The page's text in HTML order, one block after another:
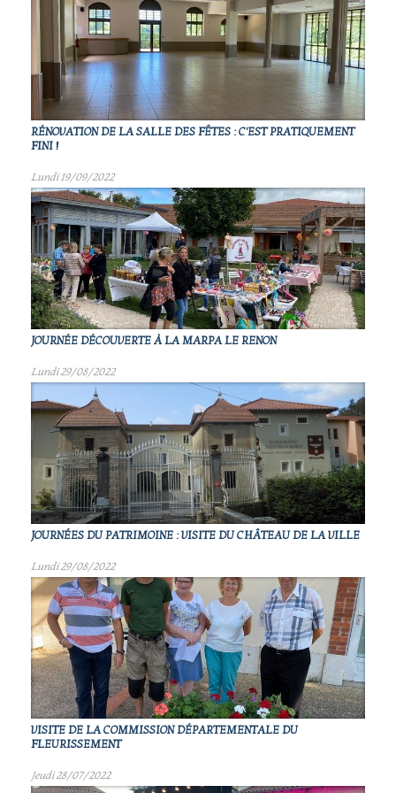
RÉNOVATION DE LA SALLE DES FÊTES : C'EST PRATIQUEMENT
FINI !
Lundi 19/09/2022
JOURNÉE DÉCOUVERTE À LA MARPA LE RENON
Lundi 29/08/2022
JOURNÉES DU PATRIMOINE : VISITE DU CHÂTEAU DE LA VILLE
Lundi 29/08/2022
VISITE DE LA COMMISSION DÉPARTEMENTALE DU
FLEURISSEMENT
Jeudi 28/07/2022